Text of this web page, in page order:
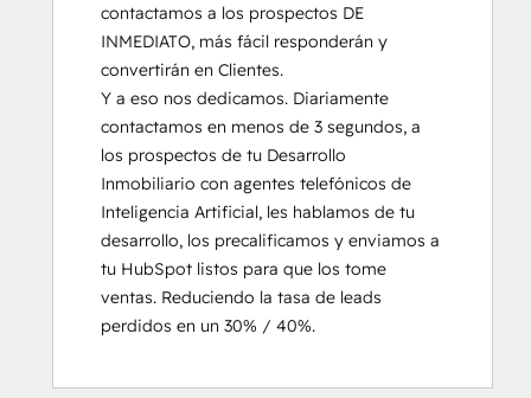
contactamos a los prospectos DE
INMEDIATO, más fácil responderán y
convertirán en Clientes.
Y a eso nos dedicamos. Diariamente
contactamos en menos de 3 segundos, a
los prospectos de tu Desarrollo
Inmobiliario con agentes telefónicos de
Inteligencia Artificial, les hablamos de tu
desarrollo, los precalificamos y enviamos a
tu HubSpot listos para que los tome
ventas. Reduciendo la tasa de leads
perdidos en un 30% / 40%.